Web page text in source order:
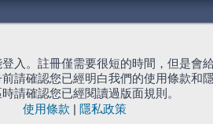
入。註冊僅需要很短的時間，但是會
請確認您已經明白我們的使用條款和
請確認您已經閱讀過版面規則。
使用條款
隱私政策